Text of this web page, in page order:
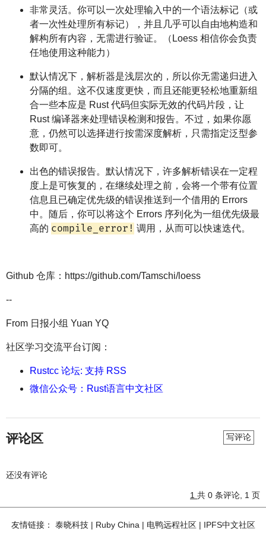
非常灵活。你可以一次处理输入中的一个语法标记（或
者一次性处理所有标记），并且几乎可以自由地构造和
解构所有内容，无需进行验证。（Loess 相信你会负责
任地使用这种能力）
默认情况下，解析器是浅层次的，所以你无需递归进入
分隔的组。这不仅速度更快，而且还能更轻松地重新组
合一些本应是 Rust 代码但实际无效的代码片段，让
Rust 编译器来处理错误检测和报告。不过，如果你愿
意，仍然可以选择进行按需深度解析，只需指定泛型参
数即可。
出色的错误报告。默认情况下，许多解析错误在一定程
度上是可恢复的，在继续处理之前，会将一个带有位置
信息且已确定优先级的错误推送到一个借用的 Errors
中。随后，你可以将这个 Errors 序列化为一组优先级最
高的 compile_error! 调用，从而可以快速迭代。
Github 仓库：https://github.com/Tamschi/loess
--
From 日报小组 Yuan YQ
社区学习交流平台订阅：
Rustcc 论坛: 支持 RSS
微信公众号：Rust语言中文社区
评论区 写评论
还没有评论
1 共 0 条评论, 1 页
友情链接： 泰晓科技| Ruby China | 电鸭远程社区| IPFS中文社区